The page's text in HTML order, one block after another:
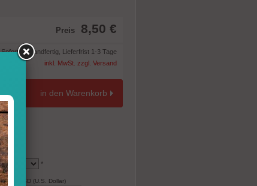
Preis 8,50 €
Sofort versandfertig, Lieferfrist 1-3 Tage
inkl. MwSt. zzgl. Versand
in den Warenkorb
*
9,40
USD (U.S. Dollar)